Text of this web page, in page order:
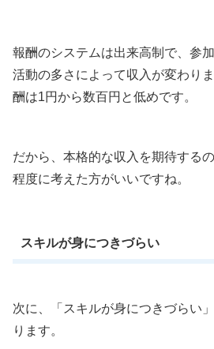
報酬のシステムは出来高制で、参
活動の多さによって収入が変わり
酬は1円から数百円と低めです。
だから、本格的な収入を期待する
程度に考えた方がいいですね。
スキルが身につきづらい
次に、「スキルが身につきづらい
ります。